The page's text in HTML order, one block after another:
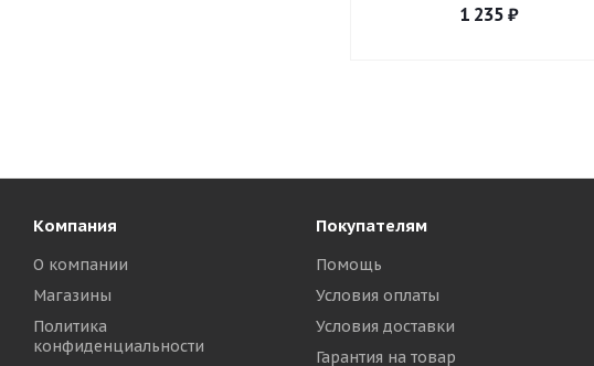
1 235 ₽
Компания
О компании
Магазины
Политика
конфиденциальности
Покупателям
Помощь
Условия оплаты
Условия доставки
Гарантия на товар